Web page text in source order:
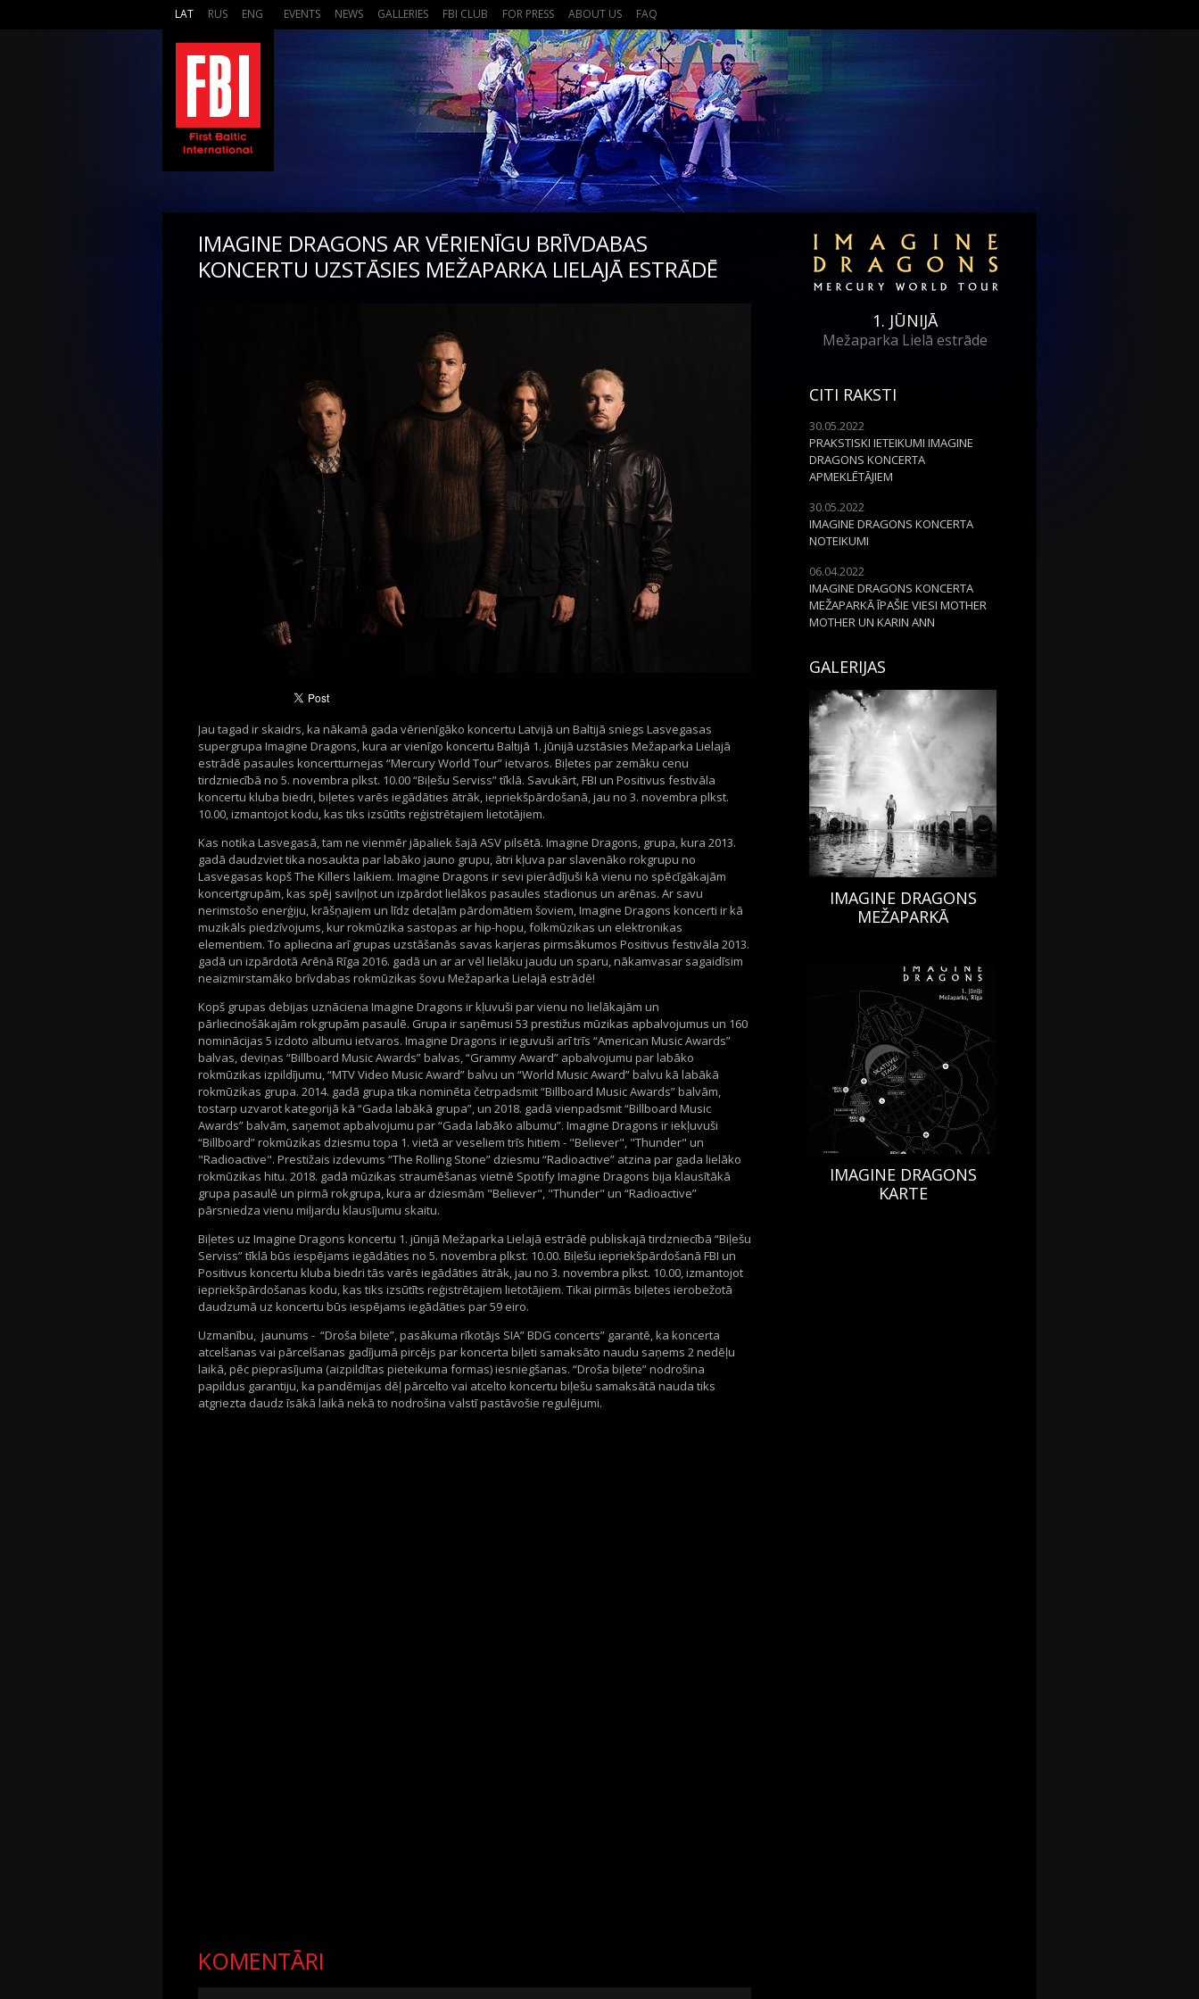
LAT RUS ENG EVENTS NEWS GALLERIES FBI CLUB FOR PRESS ABOUT US FAQ
IMAGINE DRAGONS AR VĒRIENĪGU BRĪVDABAS
KONCERTU UZSTĀSIES MEŽAPARKA LIELAJĀ ESTRĀDĒ
Jau tagad ir skaidrs, ka nākamā gada vērienīgāko koncertu Latvijā un Baltijā sniegs Lasvegasas
supergrupa Imagine Dragons, kura ar vienīgo koncertu Baltijā 1. jūnijā uzstāsies Mežaparka Lielajā
estrādē pasaules koncertturnejas “Mercury World Tour” ietvaros. Biļetes par zemāku cenu
tirdzniecībā no 5. novembra plkst. 10.00 “Biļešu Serviss” tīklā. Savukārt, FBI un Positivus festivāla
koncertu kluba biedri, biļetes varēs iegādāties ātrāk, iepriekšpārdošanā, jau no 3. novembra plkst.
10.00, izmantojot kodu, kas tiks izsūtīts reģistrētajiem lietotājiem.
Kas notika Lasvegasā, tam ne vienmēr jāpaliek šajā ASV pilsētā. Imagine Dragons, grupa, kura 2013.
gadā daudzviet tika nosaukta par labāko jauno grupu, ātri kļuva par slavenāko rokgrupu no
Lasvegasas kopš The Killers laikiem. Imagine Dragons ir sevi pierādījuši kā vienu no spēcīgākajām
koncertgrupām, kas spēj saviļņot un izpārdot lielākos pasaules stadionus un arēnas. Ar savu
nerimstošo enerģiju, krāšņajiem un līdz detaļām pārdomātiem šoviem, Imagine Dragons koncerti ir kā
muzikāls piedzīvojums, kur rokmūzika sastopas ar hip-hopu, folkmūzikas un elektronikas
elementiem. To apliecina arī grupas uzstāšanās savas karjeras pirmsākumos Positivus festivāla 2013.
gadā un izpārdotā Arēnā Rīga 2016. gadā un ar ar vēl lielāku jaudu un sparu, nākamvasar sagaidīsim
neaizmirstamāko brīvdabas rokmūzikas šovu Mežaparka Lielajā estrādē!
Kopš grupas debijas uznāciena Imagine Dragons ir kļuvuši par vienu no lielākajām un
pārliecinošākajām rokgrupām pasaulē. Grupa ir saņēmusi 53 prestižus mūzikas apbalvojumus un 160
nominācijas 5 izdoto albumu ietvaros. Imagine Dragons ir ieguvuši arī trīs “American Music Awards”
balvas, deviņas “Billboard Music Awards” balvas, “Grammy Award” apbalvojumu par labāko
rokmūzikas izpildījumu, “MTV Video Music Award” balvu un “World Music Award” balvu kā labākā
rokmūzikas grupa. 2014. gadā grupa tika nominēta četrpadsmit “Billboard Music Awards” balvām,
tostarp uzvarot kategorijā kā “Gada labākā grupa”, un 2018. gadā vienpadsmit “Billboard Music
Awards” balvām, saņemot apbalvojumu par “Gada labāko albumu”. Imagine Dragons ir iekļuvuši
“Billboard” rokmūzikas dziesmu topa 1. vietā ar veseliem trīs hitiem - "Believer", "Thunder" un
"Radioactive". Prestižais izdevums “The Rolling Stone” dziesmu “Radioactive” atzina par gada lielāko
rokmūzikas hitu. 2018. gadā mūzikas straumēšanas vietnē Spotify Imagine Dragons bija klausītākā
grupa pasaulē un pirmā rokgrupa, kura ar dziesmām "Believer", "Thunder" un “Radioactive”
pārsniedza vienu miljardu klausījumu skaitu.
Biļetes uz Imagine Dragons koncertu 1. jūnijā Mežaparka Lielajā estrādē publiskajā tirdzniecībā “Biļešu
Serviss” tīklā būs iespējams iegādāties no 5. novembra plkst. 10.00. Biļešu iepriekšpārdošanā FBI un
Positivus koncertu kluba biedri tās varēs iegādāties ātrāk, jau no 3. novembra plkst. 10.00, izmantojot
iepriekšpārdošanas kodu, kas tiks izsūtīts reģistrētajiem lietotājiem. Tikai pirmās biļetes ierobežotā
daudzumā uz koncertu būs iespējams iegādāties par 59 eiro.
Uzmanību, jaunums - “Droša biļete”, pasākuma rīkotājs SIA” BDG concerts” garantē, ka koncerta
atcelšanas vai pārcelšanas gadījumā pircējs par koncerta biļeti samaksāto naudu saņems 2 nedēļu
laikā, pēc pieprasījuma (aizpildītas pieteikuma formas) iesniegšanas. “Droša biļete” nodrošina
papildus garantiju, ka pandēmijas dēļ pārcelto vai atcelto koncertu biļešu samaksātā nauda tiks
atgriezta daudz īsākā laikā nekā to nodrošina valstī pastāvošie regulējumi.
KOMENTĀRI
1. JŪNIJĀ
Mežaparka Lielā estrāde
CITI RAKSTI
30.05.2022
PRAKSTISKI IETEIKUMI IMAGINE
DRAGONS KONCERTA
APMEKLĒTĀJIEM
30.05.2022
IMAGINE DRAGONS KONCERTA
NOTEIKUMI
06.04.2022
IMAGINE DRAGONS KONCERTA
MEŽAPARKĀ ĪPAŠIE VIESI MOTHER
MOTHER UN KARIN ANN
GALERIJAS
IMAGINE DRAGONS
MEŽAPARKĀ
IMAGINE DRAGONS
KARTE